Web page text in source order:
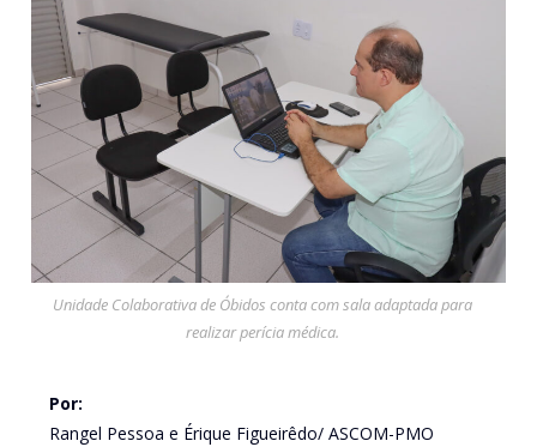
Unidade Colaborativa de Óbidos conta com sala adaptada para
realizar perícia médica.
Por:
Rangel Pessoa e Érique Figueirêdo/ ASCOM-PMO